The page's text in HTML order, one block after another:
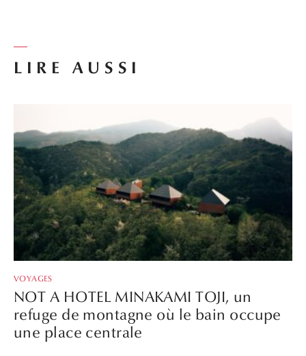
LIRE AUSSI
VOYAGES
NOT A HOTEL MINAKAMI TOJI, un
refuge de montagne où le bain occupe
une place centrale